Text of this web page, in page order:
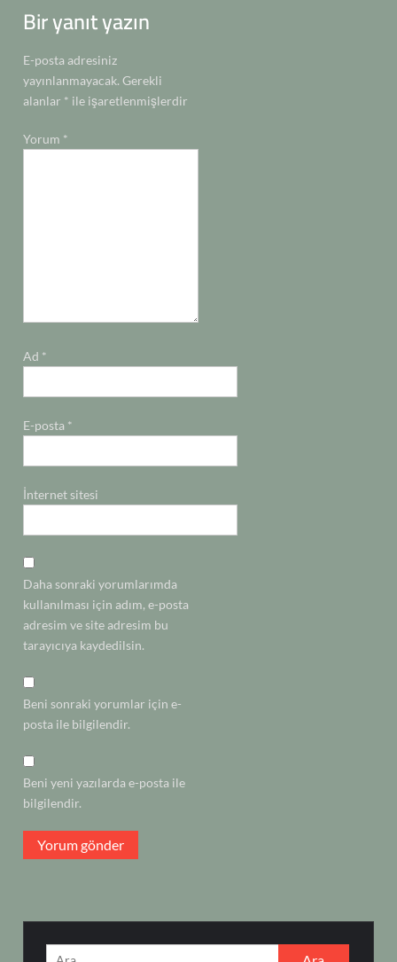
Bir yanıt yazın
E-posta adresiniz
yayınlanmayacak. Gerekli
alanlar * ile işaretlenmişlerdir
Yorum *
Ad *
E-posta *
İnternet sitesi
Daha sonraki yorumlarımda
kullanılması için adım, e-posta
adresim ve site adresim bu
tarayıcıya kaydedilsin.
Beni sonraki yorumlar için e-
posta ile bilgilendir.
Beni yeni yazılarda e-posta ile
bilgilendir.
Arama: